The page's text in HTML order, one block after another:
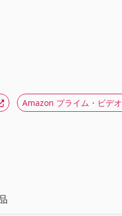
Amazon プライム・ビデオ